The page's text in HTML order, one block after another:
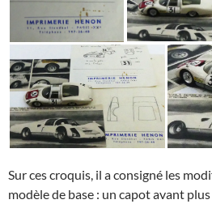
Sur ces croquis, il a consigné les
modèle de base : un capot avant